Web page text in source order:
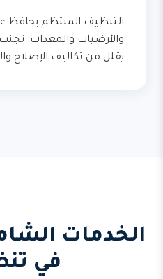
التنظيف المنتظم يحافظ
والأرضيات والمعدات. تجنب
يقلل من تكاليف الإصلاح
الخدمات
في